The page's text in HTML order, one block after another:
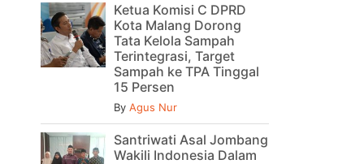
Ketua Komisi C DPRD
Kota Malang Dorong
Tata Kelola Sampah
Terintegrasi, Target
Sampah ke TPA Tinggal
15 Persen
By Agus Nur
Santriwati Asal Jombang
Wakili Indonesia Dalam